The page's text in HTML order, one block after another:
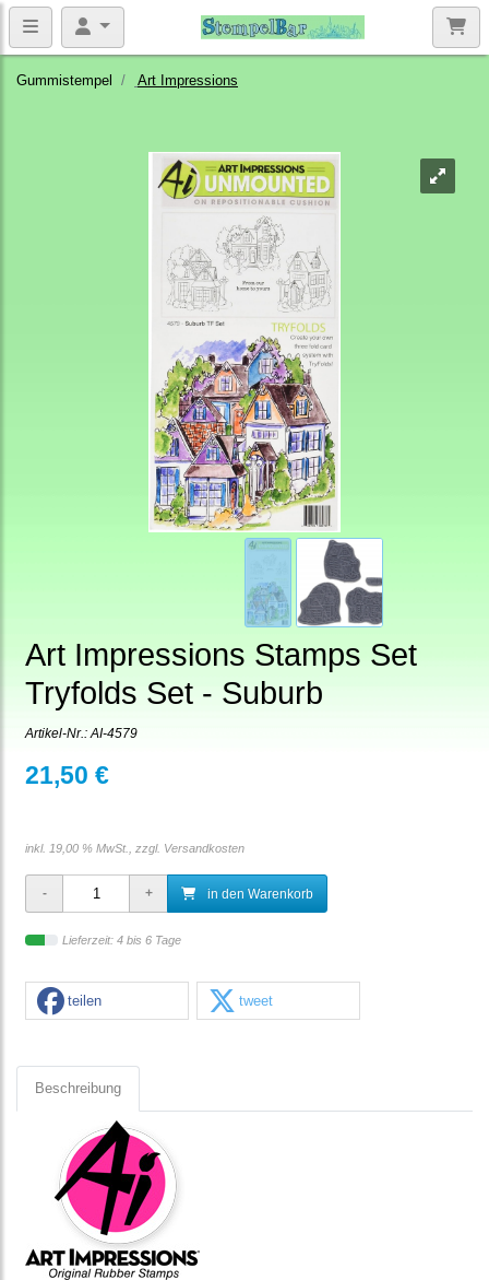
Gummistempel Art Impressions
Art Impressions Stamps Set
Tryfolds Set - Suburb
Artikel-Nr.: AI-4579
21,50 €
inkl. 19,00 % MwSt., zzgl. Versandkosten
in den Warenkorb
Lieferzeit: 4 bis 6 Tage
teilen tweet
Beschreibung